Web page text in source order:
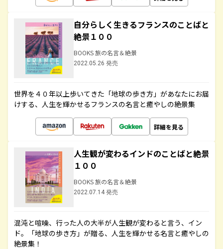
自分らしく生きるフランスのことばと
絶景１００
BOOKS 旅の名言＆絶景
2022.05.26 発売
世界を４０年以上歩いてきた「地球の歩き方」があなたにお届
けする、人生を輝かせるフランスの名言と癒やしの絶景集
詳細を見る
人生観が変わるインドのことばと絶景
１００
BOOKS 旅の名言＆絶景
2022.07.14 発売
混沌と喧噪、行った人の大半が人生観が変わると言う、イン
ド。「地球の歩き方」が贈る、人生を輝かせる名言と癒やしの
絶景集！